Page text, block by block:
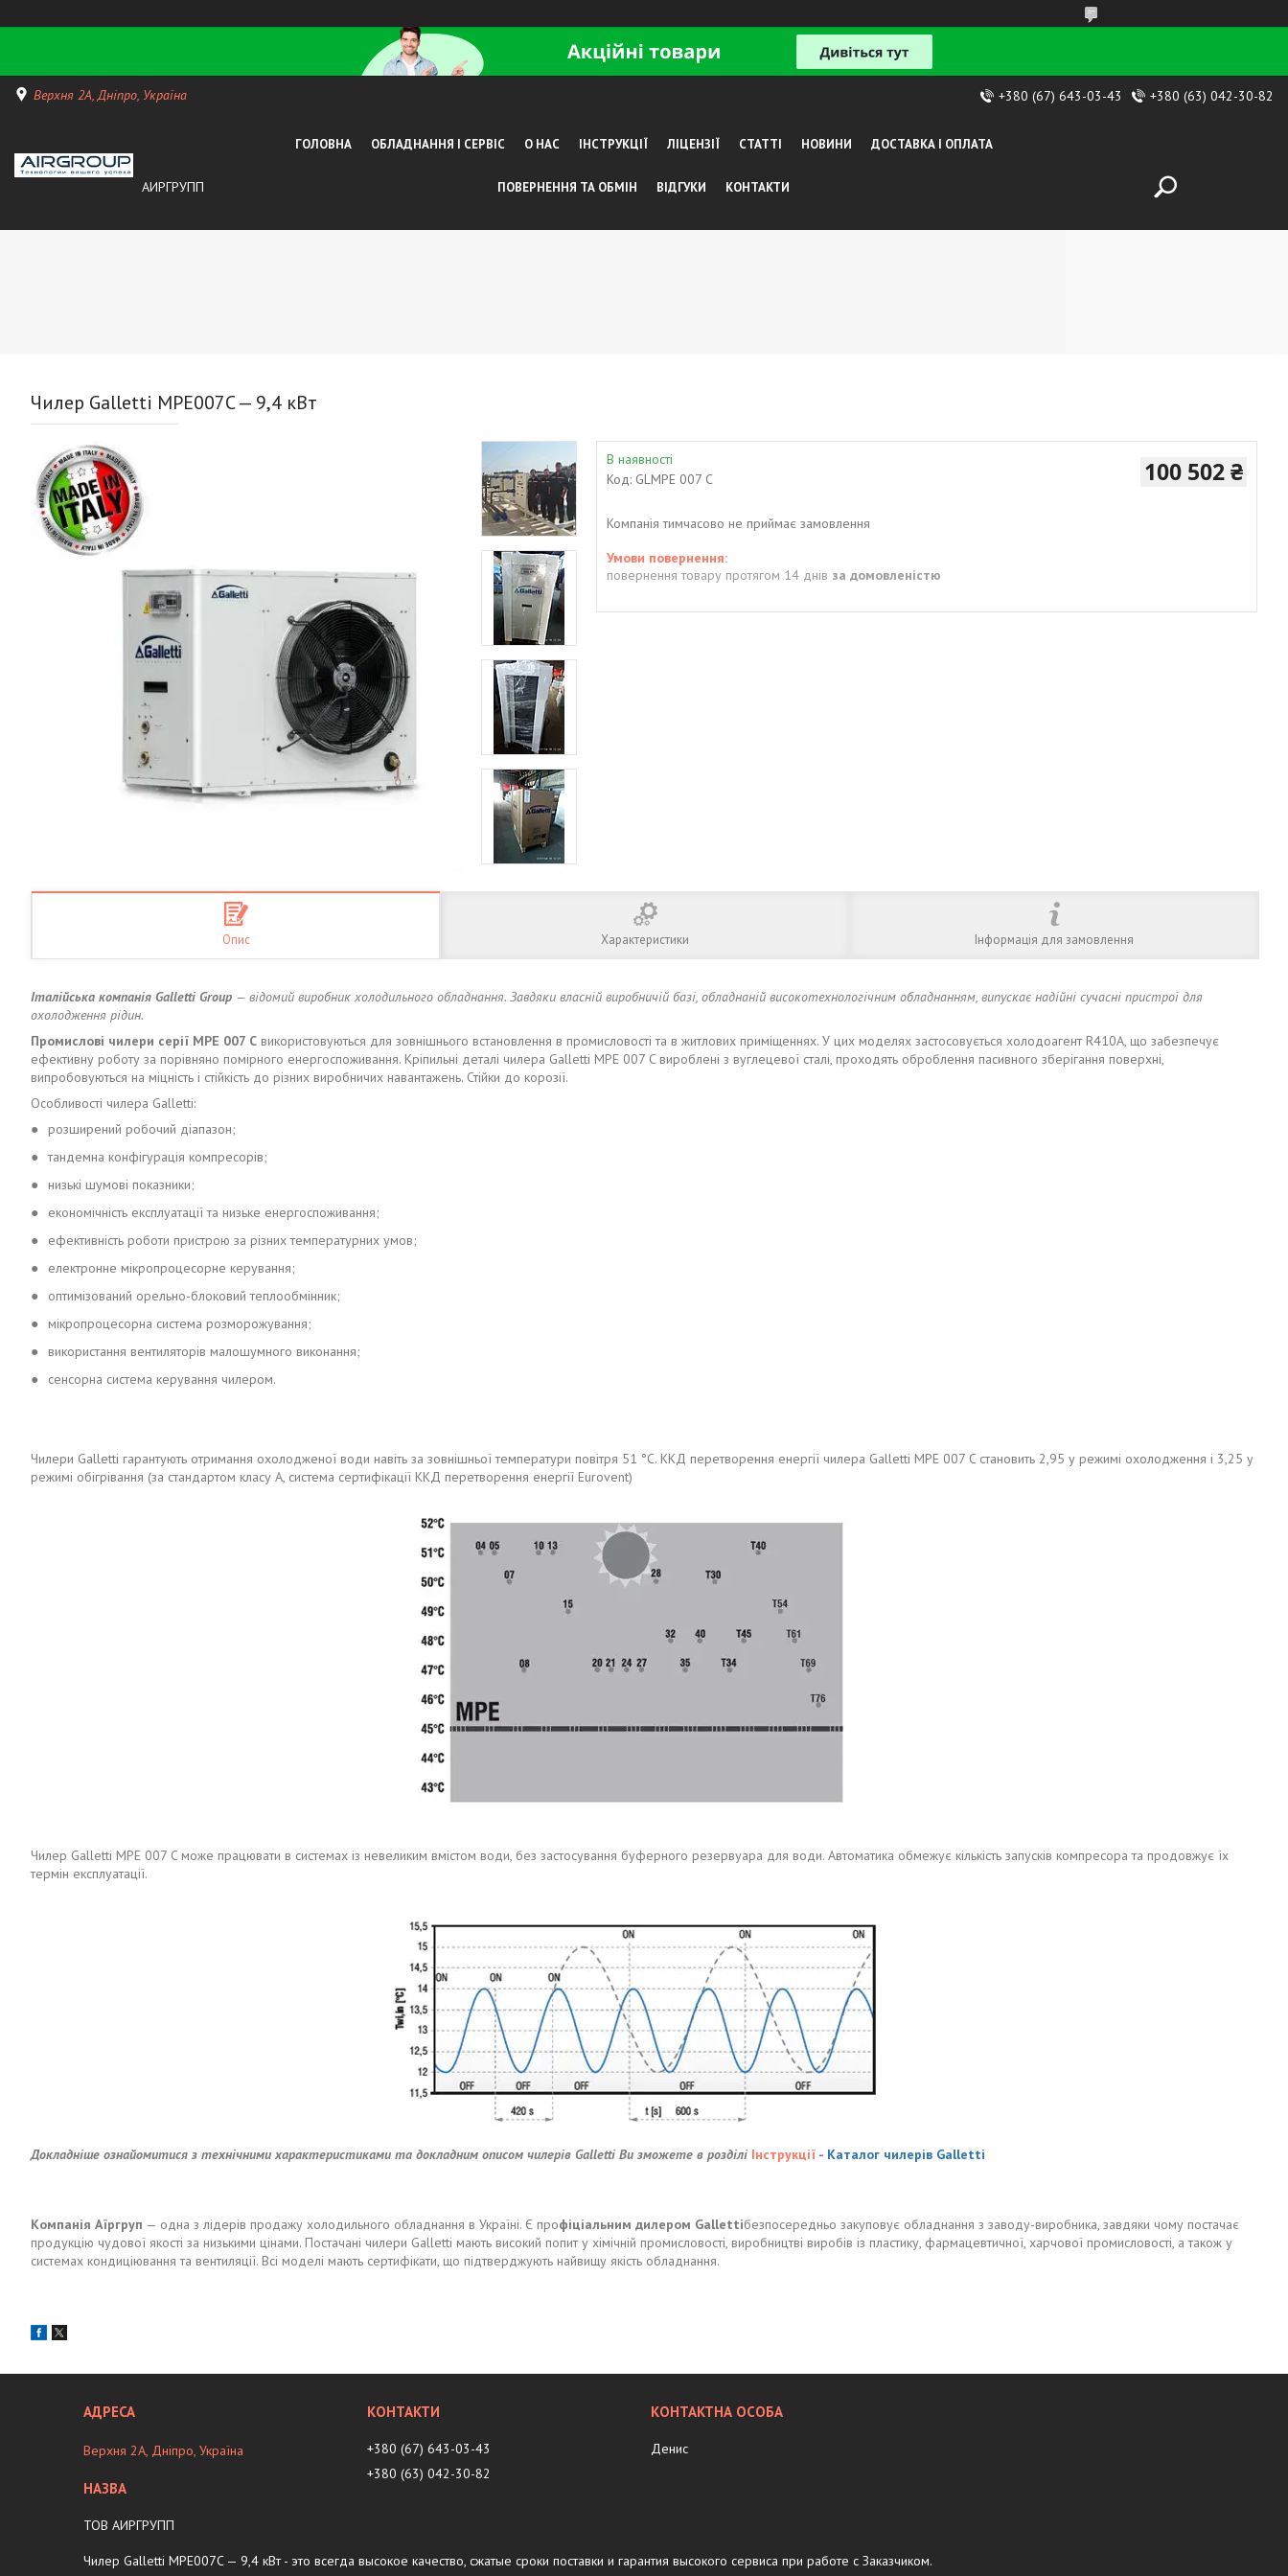
Верхня 2А, Дніпро, Україна +380 (67) 643-03-43 +380 (63) 042-30-82
АИРГРУПП
ГОЛОВНА ОБЛАДНАННЯ І СЕРВІС О НАС ІНСТРУКЦІЇ ЛІЦЕНЗІЇ СТАТТІ НОВИНИ ДОСТАВКА І ОПЛАТА
ПОВЕРНЕННЯ ТА ОБМІН ВІДГУКИ КОНТАКТИ
Чилер Galletti MPE007C — 9,4 кВт
В наявності
Код: GLMPE 007 C 100 502 ₴
Компанія тимчасово не приймає замовлення
повернення товару протягом 14 днів за домовленістю
Опис Характеристики Інформація для замовлення
Італійська компанія Galletti Group — відомий виробник холодильного обладнання. Завдяки власній виробничій базі, обладнаній високотехнологічним обладнанням, випускає надійні сучасні пристрої для
охолодження рідин.
Промислові чилери серії MPE 007 С використовуються для зовнішнього встановлення в промисловості та в житлових приміщеннях. У цих моделях застосовується холодоагент R410A, що забезпечує
ефективну роботу за порівняно помірного енергоспоживання. Кріпильні деталі чилера Galletti MPE 007 C вироблені з вуглецевої сталі, проходять оброблення пасивного зберігання поверхні,
випробовуються на міцність і стійкість до різних виробничих навантажень. Стійки до корозії.
Особливості чилера Galletti:
●
розширений робочий діапазон;
●
тандемна конфігурація компресорів;
●
низькі шумові показники;
●
економічність експлуатації та низьке енергоспоживання;
●
ефективність роботи пристрою за різних температурних умов;
●
електронне мікропроцесорне керування;
●
оптимізований орельно-блоковий теплообмінник;
●
мікропроцесорна система розморожування;
●
використання вентиляторів малошумного виконання;
●
сенсорна система керування чилером.
Чилери Galletti гарантують отримання охолодженої води навіть за зовнішньої температури повітря 51 °C. ККД перетворення енергії чилера Galletti MPE 007 C становить 2,95 у режимі охолодження і 3,25 у
режимі обігрівання (за стандартом класу А, система сертифікації ККД перетворення енергії Eurovent)
Чилер Galletti MPE 007 C може працювати в системах із невеликим вмістом води, без застосування буферного резервуара для води. Автоматика обмежує кількість запусків компресора та продовжує їх
термін експлуатації.
Докладніше ознайомитися з технічними характеристиками та докладним описом чилерів Galletti Ви зможете в розділі Інструкції - Каталог чилерів Galletti
Компанія Аїргруп — одна з лідерів продажу холодильного обладнання в Україні. Є профіціальним дилером Gallettiбезпосередньо закуповує обладнання з заводу-виробника, завдяки чому постачає
продукцію чудової якості за низькими цінами. Постачані чилери Galletti мають високий попит у хімічній промисловості, виробництві виробів із пластику, фармацевтичної, харчової промисловості, а також у
системах кондиціювання та вентиляції. Всі моделі мають сертифікати, що підтверджують найвищу якість обладнання.
Верхня 2А, Дніпро, Україна
ТОВ АИРГРУПП
+380 (67) 643-03-43
+380 (63) 042-30-82
Денис
Чилер Galletti MPE007C — 9,4 кВт - это всегда высокое качество, сжатые сроки поставки и гарантия высокого сервиса при работе с Заказчиком.